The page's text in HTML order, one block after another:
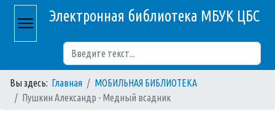
Электронная библиотека МБУК ЦБС
Вы здесь: Главная
МОБИЛЬНАЯ БИБЛИОТЕКА
Пушкин Александр - Медный всадник